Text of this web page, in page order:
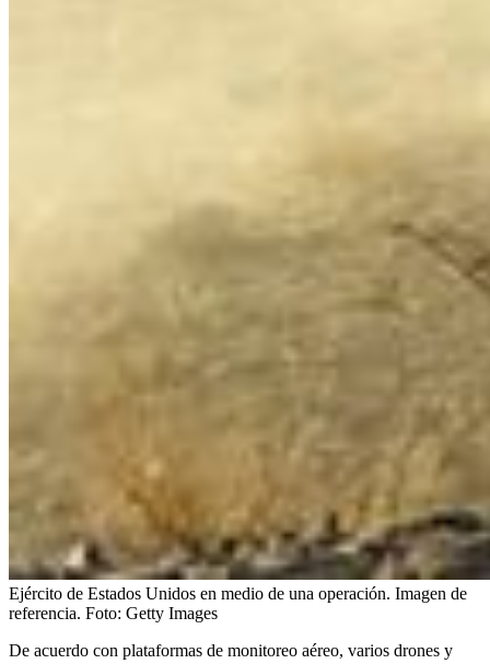
Ejército de Estados Unidos en medio de una operación. Imagen de
referencia. Foto: Getty Images
De acuerdo con plataformas de monitoreo aéreo, varios drones y